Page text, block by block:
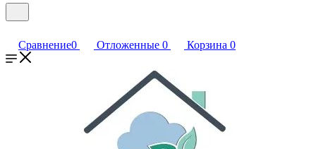
Сравнение0 Отложенные 0 Корзина 0